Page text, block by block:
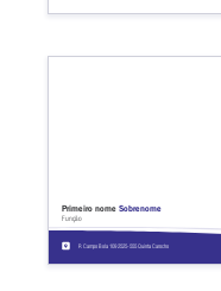
R Campo Bola 109 2525-555 Quinta Carocho
Função
Primeiro nome Sobrenome